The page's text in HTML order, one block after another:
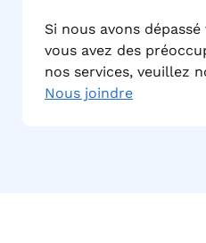
Si nous avons
vous avez des
nos services, veuillez
Nous joindre